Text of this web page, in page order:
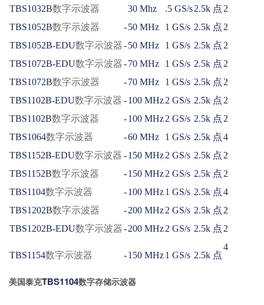
TBS1032B数字示波器 30 Mhz .5 GS/s2.5k 点 2
TBS1052B数字示波器 -50 MHz 1 GS/s 2.5k 点 2
TBS1052B-EDU数字示波器 -50 MHz 1 GS/s 2.5k 点 2
TBS1072B-EDU数字示波器 -70 MHz 1 GS/s 2.5k 点 2
TBS1072B数字示波器 -70 MHz 1 GS/s 2.5k 点 2
TBS1102B-EDU数字示波器 -100 MHz2 GS/s 2.5k 点 2
TBS1102B数字示波器 -100 MHz2 GS/s 2.5k 点 2
TBS1064数字示波器 -60 MHz 1 GS/s 2.5k 点 4
TBS1152B-EDU数字示波器 -150 MHz2 GS/s 2.5k 点 2
TBS1152B数字示波器 -150 MHz2 GS/s 2.5k 点 2
TBS1104数字示波器 -100 MHz1 GS/s 2.5k 点 4
TBS1202B数字示波器 -200 MHz2 GS/s 2.5k 点 2
TBS1202B-EDU数字示波器 -200 MHz2 GS/s 2.5k 点 2
TBS1154数字示波器 -150 MHz1 GS/s 2.5k 点
4
美国泰克TBS1104数字存储示波器